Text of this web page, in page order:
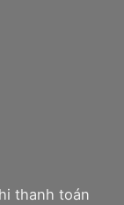
thanh toán